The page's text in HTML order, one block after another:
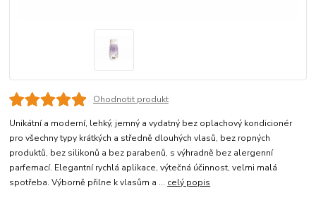
Ohodnotit produkt
Unikátní a moderní, lehký, jemný a vydatný bez oplachový kondicionér
pro všechny typy krátkých a středně dlouhých vlasů, bez ropných
produktů, bez silikonů a bez parabenů, s výhradně bez alergenní
parfemací. Elegantní rychlá aplikace, výtečná účinnost, velmi malá
spotřeba. Výborně přilne k vlasům a ... celý popis